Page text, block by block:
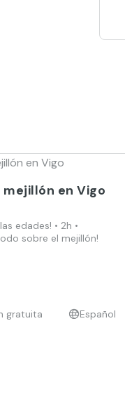
mejillón en Vigo
edades! • 2h •
sobre el mejillón!
gratuita Español